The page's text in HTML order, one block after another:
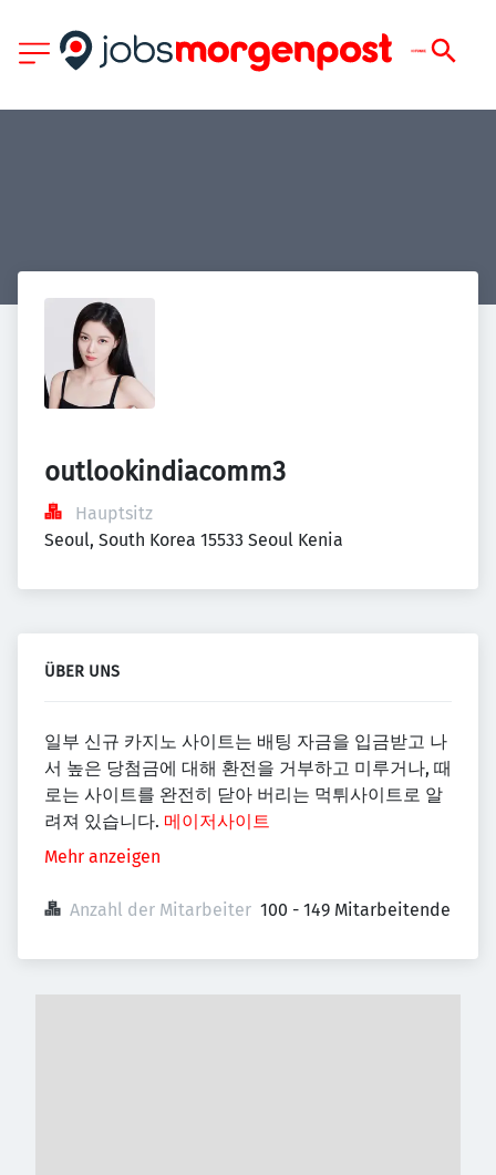
outlookindiacomm3
Hauptsitz
Seoul, South Korea 15533 Seoul Kenia
ÜBER UNS
일부 신규 카지노 사이트는 배팅 자금을 입금받고 나
서 높은 당첨금에 대해 환전을 거부하고 미루거나, 때
로는 사이트를 완전히 닫아 버리는 먹튀사이트로 알
려져 있습니다. 메이저사이트
Mehr anzeigen
Anzahl der Mitarbeiter 100 - 149 Mitarbeitende